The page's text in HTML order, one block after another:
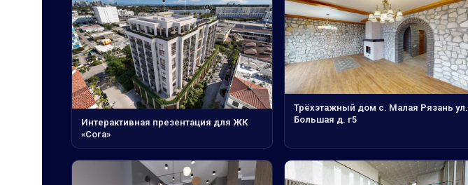
Интерактивная презентация для ЖК
«Cora»
Трёхэтажный дом с. Малая Рязань ул.
Большая д. г5